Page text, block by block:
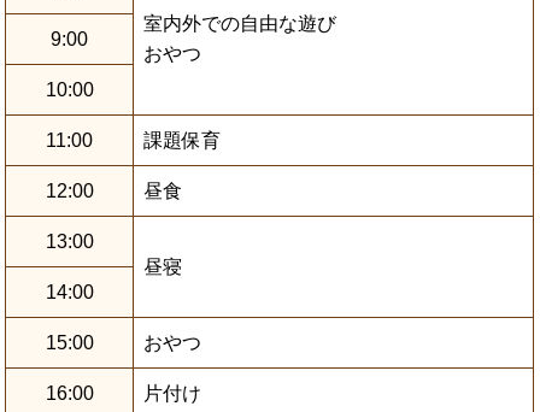
室内外での自由な遊び
おやつ
9:00
10:00
11:00 課題保育
12:00 昼食
13:00
昼寝
14:00
15:00 おやつ
16:00 片付け